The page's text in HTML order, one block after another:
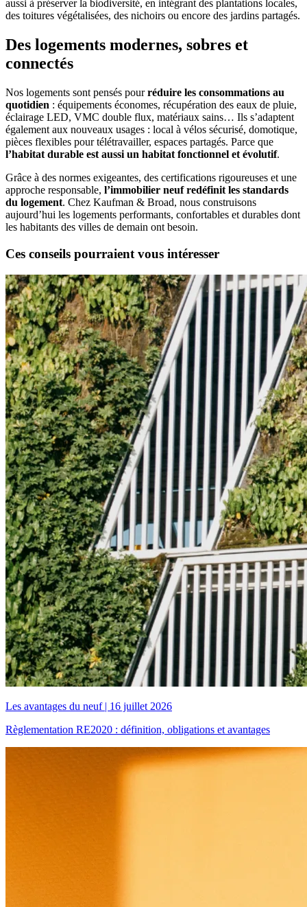
aussi à préserver la biodiversité, en intégrant des plantations locales,
des toitures végétalisées, des nichoirs ou encore des jardins partagés.
Des logements modernes, sobres et
connectés
Nos logements sont pensés pourréduire les consommations au
quotidien : équipements économes, récupération des eaux de pluie,
éclairage LED, VMC double flux, matériaux sains… Ils s’adaptent
également aux nouveaux usages : local à vélos sécurisé, domotique,
pièces flexibles pour télétravailler, espaces partagés. Parce que
l’habitat durable est aussi un habitat fonctionnel et évolutif.
Grâce à des normes exigeantes, des certifications rigoureuses et une
approche responsable, l’immobilier neuf redéfinit les standards
du logement. Chez Kaufman & Broad, nous construisons
aujourd’hui les logements performants, confortables et durables dont
les habitants des villes de demain ont besoin.
Ces conseils pourraient vous intéresser
Les avantages du neuf| 16 juillet 2026
Règlementation RE2020 : définition, obligations et avantages